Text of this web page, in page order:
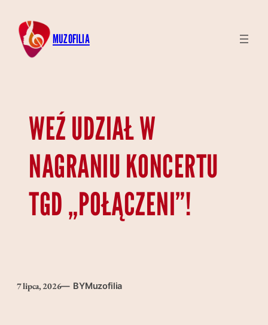
treści
MUZOFILIA
WEŹ UDZIAŁ W
NAGRANIU KONCERTU
TGD „POŁĄCZENI”!
7 lipca, 2026— BYMuzofilia